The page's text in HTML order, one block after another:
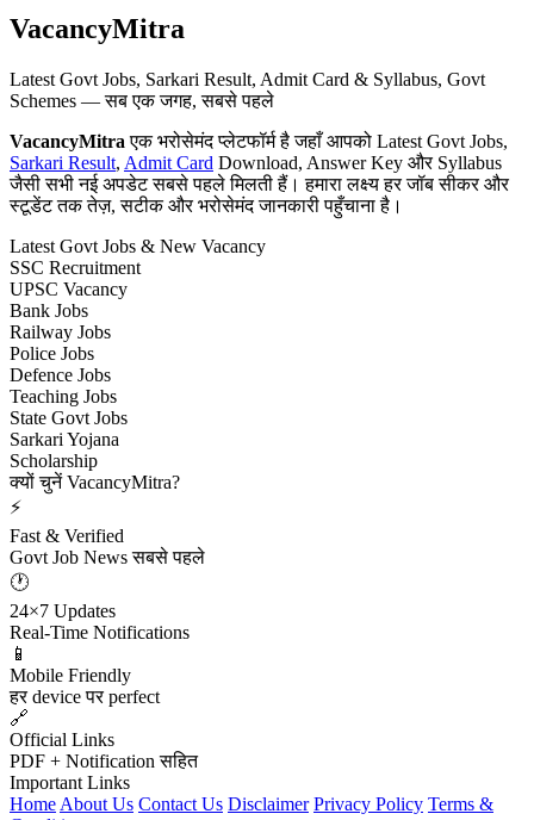
VacancyMitra
Latest Govt Jobs, Sarkari Result, Admit Card & Syllabus, Govt
Schemes — सब एक जगह, सबसे पहले
VacancyMitra एक भरोसेमंद प्लेटफॉर्म है जहाँ आपको Latest Govt Jobs,
Sarkari Result, Admit Card Download, Answer Key और Syllabus
जैसी सभी नई अपडेट सबसे पहले मिलती हैं। हमारा लक्ष्य हर जॉब सीकर और
स्टूडेंट तक तेज़, सटीक और भरोसेमंद जानकारी पहुँचाना है।
Latest Govt Jobs & New Vacancy
SSC Recruitment
UPSC Vacancy
Bank Jobs
Railway Jobs
Police Jobs
Defence Jobs
Teaching Jobs
State Govt Jobs
Sarkari Yojana
Scholarship
क्यों चुनें VacancyMitra?
⚡
Fast & Verified
Govt Job News सबसे पहले
🕐
24×7 Updates
Real-Time Notifications
📱
Mobile Friendly
हर device पर perfect
🔗
Official Links
PDF + Notification सहित
Important Links
Home About Us Contact Us Disclaimer Privacy Policy Terms &